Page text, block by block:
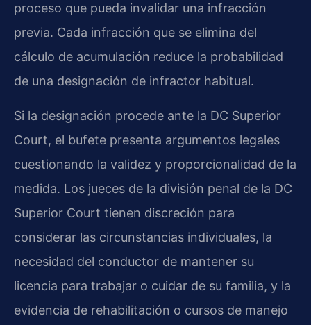
proceso que pueda invalidar una infracción
previa. Cada infracción que se elimina del
cálculo de acumulación reduce la probabilidad
de una designación de infractor habitual.
Si la designación procede ante la DC Superior
Court, el bufete presenta argumentos legales
cuestionando la validez y proporcionalidad de la
medida. Los jueces de la división penal de la DC
Superior Court tienen discreción para
considerar las circunstancias individuales, la
necesidad del conductor de mantener su
licencia para trabajar o cuidar de su familia, y la
evidencia de rehabilitación o cursos de manejo